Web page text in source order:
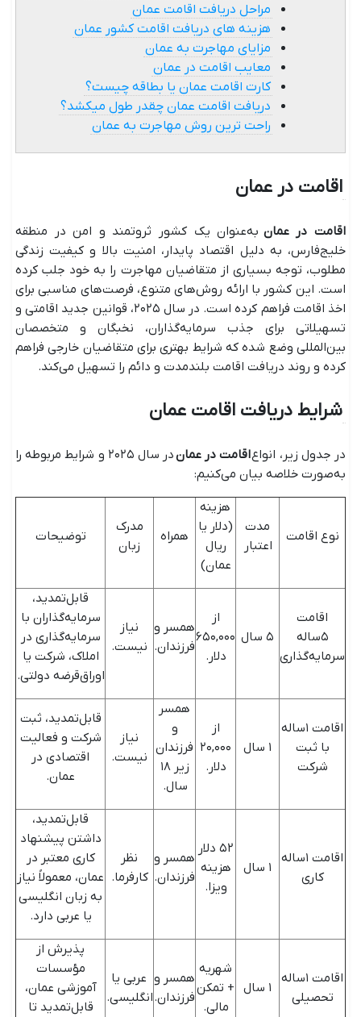
مراحل دریافت اقامت عمان
هزینه های دریافت اقامت کشور عمان
مزایای مهاجرت به عمان
معایب اقامت در عمان
کارت اقامت عمان یا بطاقه چیست؟
دریافت اقامت عمان چقدر طول میکشد؟
راحت ترین روش مهاجرت به عمان
اقامت در عمان
اقامت در عمان به‌عنوان یک کشور ثروتمند و امن در منطقه
خلیج‌فارس، به دلیل اقتصاد پایدار، امنیت بالا و کیفیت زندگی
مطلوب، توجه بسیاری از متقاضیان مهاجرت را به خود جلب کرده
است. این کشور با ارائه روش‌های متنوع، فرصت‌های مناسبی برای
اخذ اقامت فراهم کرده است. در سال ۲۰۲۵، قوانین جدید اقامتی و
تسهیلاتی برای جذب سرمایه‌گذاران، نخبگان و متخصصان
بین‌المللی وضع شده که شرایط بهتری برای متقاضیان خارجی فراهم
کرده و روند دریافت اقامت بلندمدت و دائم را تسهیل می‌کند.
شرایط دریافت اقامت عمان
در جدول زیر، انواعاقامت در عمان
در سال ۲۰۲۵ و شرایط مربوطه را
به‌صورت خلاصه بیان می‌کنیم:
نوع اقامت
مدت
اعتبار
هزینه
(دلار یا
ریال
عمان)
همراه
مدرک
زبان
توضیحات
اقامت
۵ساله
سرمایه‌گذاری
۵ سال
از
۶۵۰,۰۰۰
دلار.
همسر و
فرزندان.
نیاز
نیست.
قابل‌تمدید،
سرمایه‌گذاران با
سرمایه‌گذاری در
املاک، شرکت یا
اوراق‌قرضه دولتی.
اقامت ۱ساله
با ثبت
شرکت
۱ سال
از
۲۰,۰۰۰
دلار.
همسر
و
فرزندان
زیر ۱۸
سال.
نیاز
نیست.
قابل‌تمدید، ثبت
شرکت و فعالیت
اقتصادی در
عمان.
اقامت ۱ساله
کاری
۱ سال
۵۲ دلار
هزینه
ویزا.
همسر و
فرزندان.
نظر
کارفرما.
قابل‌تمدید،
داشتن پیشنهاد
کاری معتبر در
عمان، معمولاً نیاز
به زبان انگلیسی
یا عربی دارد.
اقامت ۱ساله
تحصیلی
۱ سال
شهریه
+ تمکن
مالی.
همسر و
فرزندان.
عربی یا
انگلیسی.
پذیرش از
مؤسسات
آموزشی عمان،
قابل‌تمدید تا